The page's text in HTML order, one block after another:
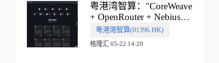
粤港湾智算："CoreWeave
+ OpenRouter + Nebius"
多向融合的中国智算新范
式
粵港灣智算(01396.HK)
格隆汇 05-22 14:20